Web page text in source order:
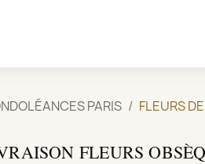
PARIS FLEURS
FLEURS